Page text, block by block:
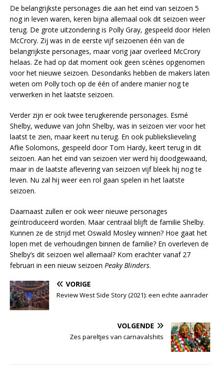
De belangrijkste personages die aan het eind van seizoen 5
nog in leven waren, keren bijna allemaal ook dit seizoen weer
terug. De grote uitzondering is Polly Gray, gespeeld door Helen
McCrory. Zij was in de eerste vijf seizoenen één van de
belangrijkste personages, maar vorig jaar overleed McCrory
helaas. Ze had op dat moment ook geen scènes opgenomen
voor het nieuwe seizoen. Desondanks hebben de makers laten
weten om Polly toch op de één of andere manier nog te
verwerken in het laatste seizoen.
Verder zijn er ook twee terugkerende personages. Esmé
Shelby, weduwe van John Shelby, was in seizoen vier voor het
laatst te zien, maar keert nu terug. En ook publiekslieveling
Aflie Solomons, gespeeld door Tom Hardy, keert terug in dit
seizoen. Aan het eind van seizoen vier werd hij doodgewaand,
maar in de laatste aflevering van seizoen vijf bleek hij nog te
leven. Nu zal hij weer een rol gaan spelen in het laatste
seizoen.
Daarnaast zullen er ook weer nieuwe personages
geïntroduceerd worden. Maar centraal blijft de familie Shelby.
Kunnen ze de strijd met Oswald Mosley winnen? Hoe gaat het
lopen met de verhoudingen binnen de familie? En overleven de
Shelby’s dit seizoen wel allemaal? Kom erachter vanaf 27
februari in een nieuw seizoen Peaky Blinders.
VORIGE
Review West Side Story (2021): een echte aanrader
VOLGENDE
Zes pareltjes van carnavalshits